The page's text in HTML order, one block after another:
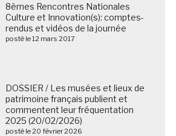
8èmes Rencontres Nationales
Culture et Innovation(s): comptes-
rendus et vidéos de la journée
posté le 12 mars 2017
DOSSIER / Les musées et lieux de
patrimoine français publient et
commentent leur fréquentation
2025 (20/02/2026)
posté le 20 février 2026